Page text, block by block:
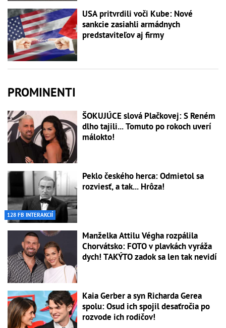
USA pritvrdili voči Kube: Nové
sankcie zasiahli armádnych
predstaviteľov aj firmy
PROMINENTI
ŠOKUJÚCE slová Plačkovej: S Reném
dlho tajili... Tomuto po rokoch uverí
málokto!
128 FB INTERAKCIÍ
Peklo českého herca: Odmietol sa
rozviesť, a tak... Hrôza!
Manželka Attilu Végha rozpálila
Chorvátsko: FOTO v plavkách vyráža
dych! TAKÝTO zadok sa len tak nevidí
Kaia Gerber a syn Richarda Gerea
spolu: Osud ich spojil desaťročia po
rozvode ich rodičov!